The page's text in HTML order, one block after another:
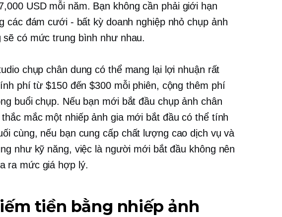
USD mỗi năm. Bạn không cần phải giới hạn
các đám cưới - bất kỳ doanh nghiệp nhỏ chụp ảnh
sẽ có mức trung bình như nhau.
chụp chân dung có thể mang lại lợi nhuận rất
phí từ $150 đến $300 mỗi phiên, cộng thêm phí
buổi chụp. Nếu bạn mới bắt đầu chụp ảnh chân
mắc một nhiếp ảnh gia mới bắt đầu có thể tính
cùng, nếu bạn cung cấp chất lượng cao dịch vụ và
như kỹ năng, việc là người mới bắt đầu không nên
ra mức giá hợp lý.
tiền bằng nhiếp ảnh